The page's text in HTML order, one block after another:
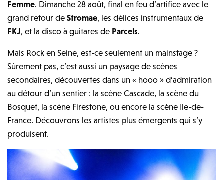
Femme. Dimanche 28 août, final en feu d’artifice avec le
grand retour deStromae, les délices instrumentaux de
FKJ, et la disco à guitares de Parcels.
Mais Rock en Seine, est-ce seulement un mainstage ?
Sûrement pas, c’est aussi un paysage de scènes
secondaires, découvertes dans un « hooo » d’admiration
au détour d’un sentier : la scène Cascade, la scène du
Bosquet, la scène Firestone, ou encore la scène Ile-de-
France. Découvrons les artistes plus émergents qui s’y
produisent.